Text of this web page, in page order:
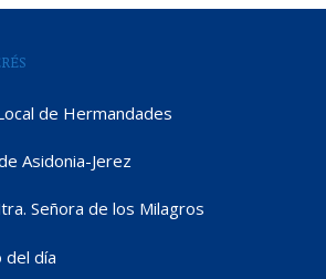
de Hermandades
Asidonia-Jerez
Señora de los Milagros
del día